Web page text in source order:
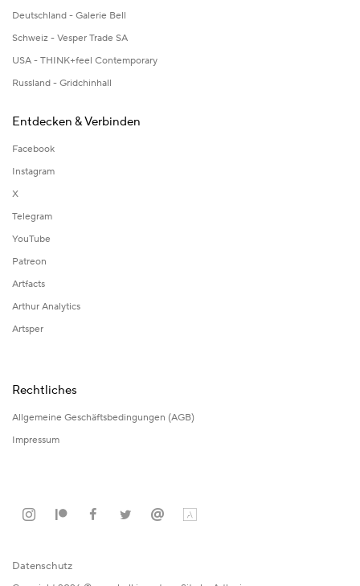
Deutschland - Galerie Bell
Schweiz - Vesper Trade SA
USA - THINK+feel Contemporary
Russland - Gridchinhall
Entdecken & Verbinden
Facebook
Instagram
X
Telegram
YouTube
Patreon
Artfacts
Arthur Analytics
Artsper
Rechtliches
Allgemeine Geschäftsbedingungen (AGB)
Impressum
Datenschutz